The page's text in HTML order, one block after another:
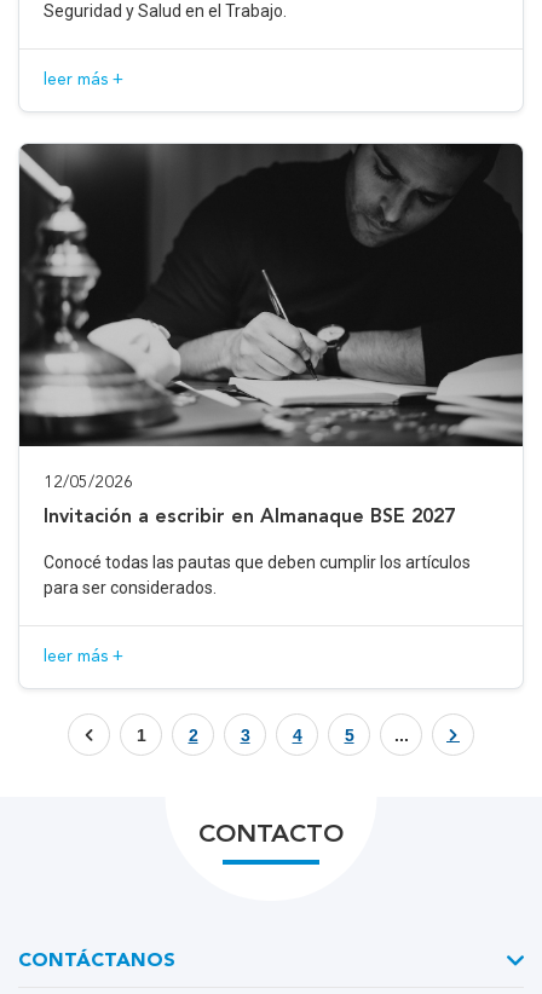
Seguridad y Salud en el Trabajo.
leer más +
12/05/2026
Invitación a escribir en Almanaque BSE 2027
Conocé todas las pautas que deben cumplir los artículos
para ser considerados.
leer más +
1 2 3 4 5 ...
CONTACTO
CONTÁCTANOS